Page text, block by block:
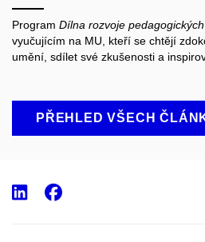
Program Dílna rozvoje
vyučujícím na MU, kteří se chtějí
umění, sdílet své zkušenosti a
PŘEHLED VŠECH
LinkedIn
Facebook